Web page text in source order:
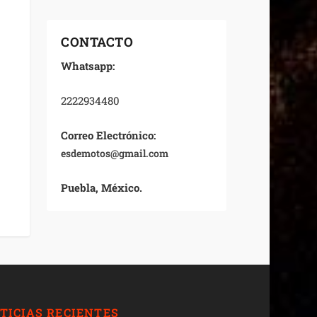
CONTACTO
Whatsapp:
2222934480
Correo Electrónico:
esdemotos@gmail.com
Puebla, México.
RECIENTES